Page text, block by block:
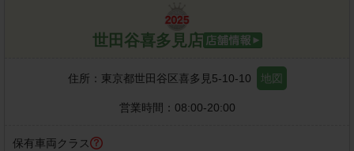
世田谷喜多見店
住所： 東京都世田谷区喜多見5-10-10 地図
営業時間： 08:00-20:00
保有車両クラス